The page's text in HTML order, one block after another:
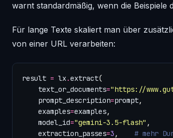
warnt standardmäßig, wenn die Beispiele
Für lange Texte skaliert man über
von einer URL verarbeiten:
result = lx.extract(
text_or_documents="https://
prompt_description=prompt,
examples=examples,
model_id="gemini-3.5-flash" ,
extraction_passes=3 , # mehr